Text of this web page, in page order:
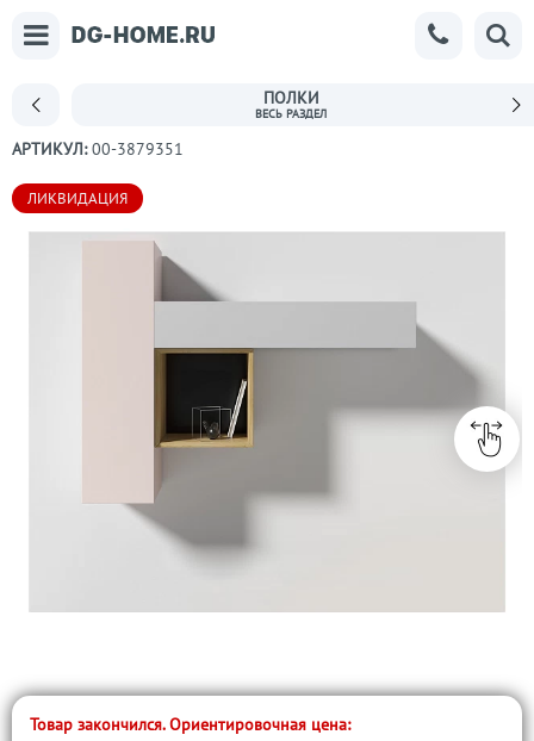
ПОЛКИ
АРТИКУЛ:00-3879351
ЛИКВИДАЦИЯ
Товар закончился. Ориентировочная цена: